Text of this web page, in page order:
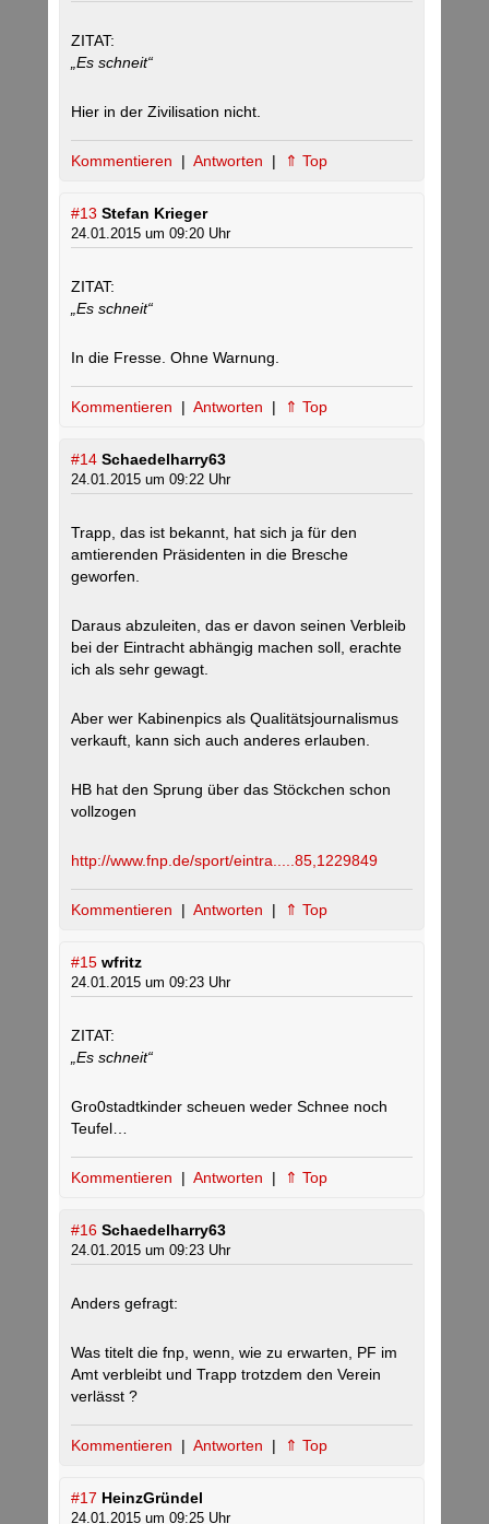
ZITAT:
„Es schneit“
Hier in der Zivilisation nicht.
Kommentieren | Antworten | ⇑ Top
#13 Stefan Krieger
24.01.2015 um 09:20 Uhr
ZITAT:
„Es schneit“
In die Fresse. Ohne Warnung.
Kommentieren | Antworten | ⇑ Top
#14 Schaedelharry63
24.01.2015 um 09:22 Uhr
Trapp, das ist bekannt, hat sich ja für den
amtierenden Präsidenten in die Bresche
geworfen.
Daraus abzuleiten, das er davon seinen Verbleib
bei der Eintracht abhängig machen soll, erachte
ich als sehr gewagt.
Aber wer Kabinenpics als Qualitätsjournalismus
verkauft, kann sich auch anderes erlauben.
HB hat den Sprung über das Stöckchen schon
vollzogen
http://www.fnp.de/sport/eintra.....85,1229849
Kommentieren | Antworten | ⇑ Top
#15 wfritz
24.01.2015 um 09:23 Uhr
ZITAT:
„Es schneit“
Gro0stadtkinder scheuen weder Schnee noch
Teufel…
Kommentieren | Antworten | ⇑ Top
#16 Schaedelharry63
24.01.2015 um 09:23 Uhr
Anders gefragt:
Was titelt die fnp, wenn, wie zu erwarten, PF im
Amt verbleibt und Trapp trotzdem den Verein
verlässt ?
Kommentieren | Antworten | ⇑ Top
#17 HeinzGründel
24.01.2015 um 09:25 Uhr